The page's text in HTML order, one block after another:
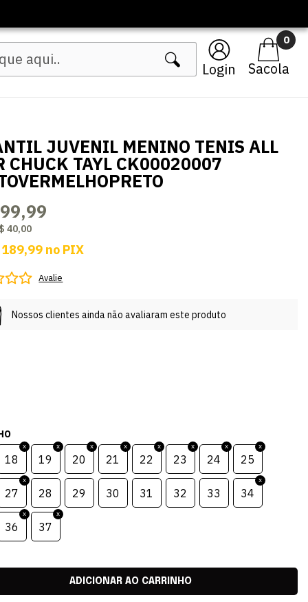
Login
0
JUVENIL MENINO TENIS ALL
CHUCK TAYL CK00020007
40,00
189,99 no PIX
Avalie
Nossos clientes ainda não avaliaram este produto
18 19 20 21 22 23 24 25
27 28 29 30 31 32 33 34
36 37